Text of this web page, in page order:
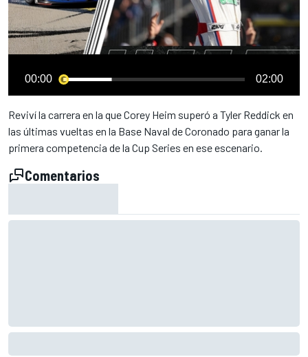
00:00 02:00
Reviví la carrera en la que Corey Heim superó a Tyler Reddick en
las últimas vueltas en la Base Naval de Coronado para ganar la
primera competencia de la Cup Series en ese escenario.
Comentarios